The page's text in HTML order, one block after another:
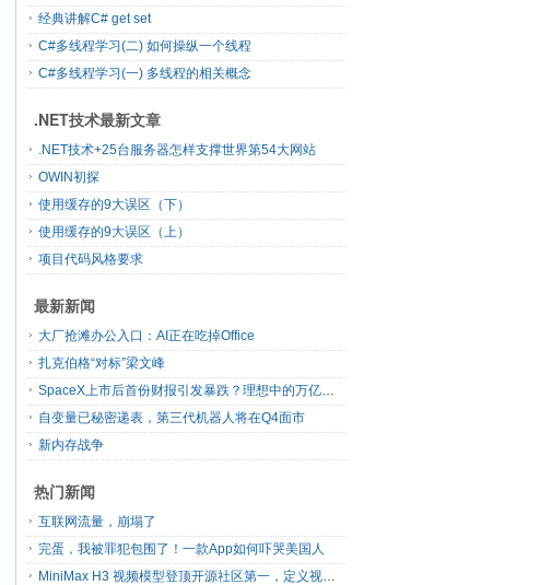
经典讲解C# get set
C#多线程学习(二) 如何操纵一个线程
C#多线程学习(一) 多线程的相关概念
.NET技术最新文章
.NET技术+25台服务器怎样支撑世界第54大网站
OWIN初探
使用缓存的9大误区（下）
使用缓存的9大误区（上）
项目代码风格要求
最新新闻
大厂抢滩办公入口：AI正在吃掉Office
扎克伯格“对标”梁文峰
SpaceX上市后首份财报引发暴跌？理想中的万亿营收太空AI公司，正在靠地面AI云挣钱
自变量已秘密递表，第三代机器人将在Q4面市
新内存战争
热门新闻
互联网流量，崩塌了
完蛋，我被罪犯包围了！一款App如何吓哭美国人
MiniMax H3 视频模型登顶开源社区第一，定义视频模型领域“斩杀线”